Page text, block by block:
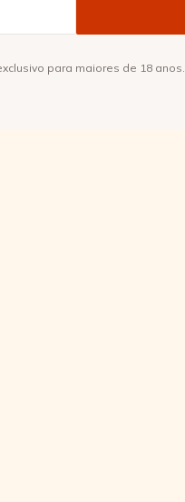
para maiores de 18 anos.